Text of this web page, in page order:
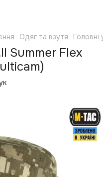
Одяг та взутя Головні
Summer Flex